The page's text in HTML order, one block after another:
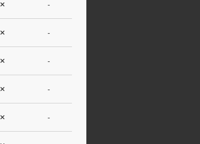
✕ -
✕ -
✕ -
✕ -
✕ -